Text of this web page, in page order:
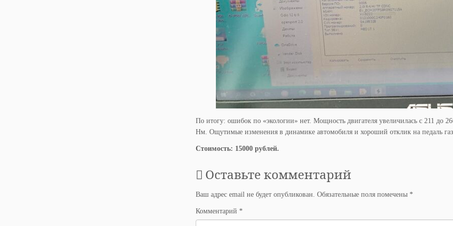
По итогу: ошибок по «экологии» нет. Мощность двигателя увеличилась с 211 до
Нм. Ощутимые изменения в динамике автомобиля и хороший отклик на педаль
Стоимость: 15000 рублей.
Оставьте комментарий
Ваш адрес email не будет опубликован. Обязательные поля помечены *
Комментарий *